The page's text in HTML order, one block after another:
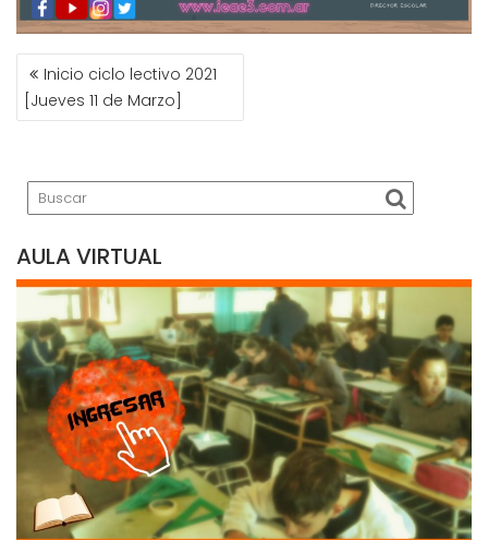
NAVEGACIÓN
DE
ENTRADAS
Inicio ciclo lectivo 2021
[Jueves 11 de Marzo]
AULA VIRTUAL